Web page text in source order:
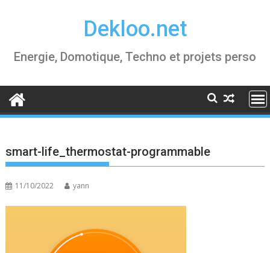
Dekloo.net
Energie, Domotique, Techno et projets perso
smart-life_thermostat-programmable
11/10/2022 yann